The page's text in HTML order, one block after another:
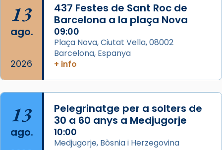
View on Facebook · Share
13
ago.
2026
437 Festes de Sant Roc de
Barcelona a la plaça Nova
09:00
Plaça Nova, Ciutat Vella, 08002
Barcelona, Espanya
+ info
13
ago.
Pelegrinatge per a solters de
30 a 60 anys a Medjugorje
10:00
Medjugorje, Bòsnia i Herzegovina